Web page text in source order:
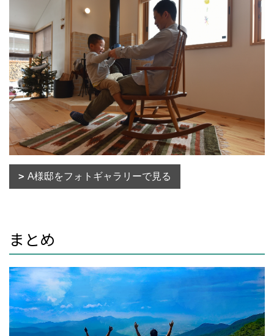
A様邸をフォトギャラリーで見る
まとめ